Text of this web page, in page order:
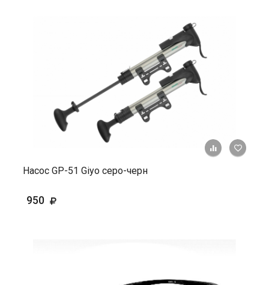
+ К
Насос GP-51 Giyo серо-черн
950